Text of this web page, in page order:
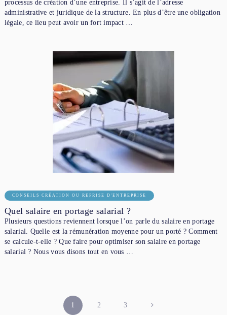
processus de création d’une entreprise. Il s’agit de l’adresse
administrative et juridique de la structure. En plus d’être une obligation
légale, ce lieu peut avoir un fort impact …
CONSEILS CRÉATION OU REPRISE D'ENTREPRISE
Quel salaire en portage salarial ?
Plusieurs questions reviennent lorsque l’on parle du salaire en portage
salarial. Quelle est la rémunération moyenne pour un porté ? Comment
se calcule-t-elle ? Que faire pour optimiser son salaire en portage
salarial ? Nous vous disons tout en vous …
PAGINATION
1 2 3